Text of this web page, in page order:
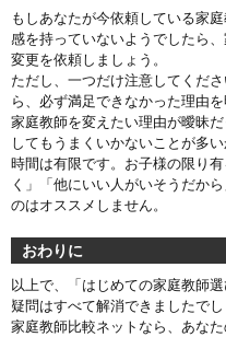
もしあなたが今依頼している家
感を持っていないようでしたら
変更を依頼しましょう。
ただし、一つだけ注意してくだ
ら、必ず満足できなかった理由を
家庭教師を変えたい理由が曖昧
してもうまくいかないことが多い
時間は有限です。お子様の限り
く」「他にいい人がいそうだか
のはオススメしません。
おわりに
以上で、「はじめての家庭教師
疑問はすべて解消できましたでし
家庭教師比較ネットなら、あな